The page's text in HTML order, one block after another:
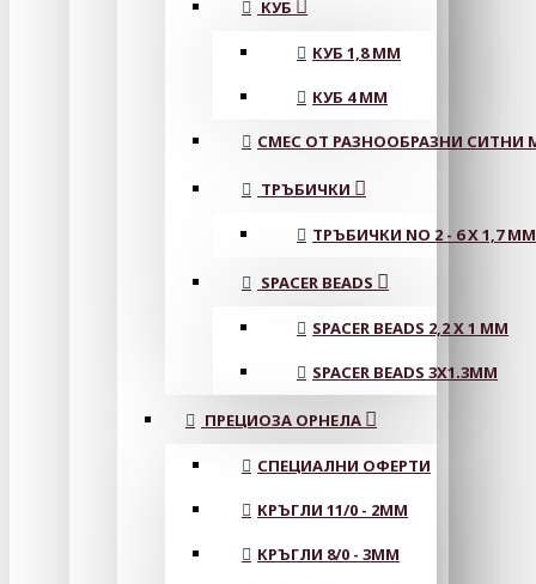
КУБ
КУБ 1,8 ММ
КУБ 4 ММ
СМЕС ОТ РАЗНООБРАЗНИ СИТНИ
ТРЪБИЧКИ
ТРЪБИЧКИ NO 2 - 6 X 1,7 MM
SPACER BEADS
SPACER BEADS 2,2 X 1 MM
SPACER BEADS 3X1.3MM
ПРЕЦИОЗА ОРНЕЛА
СПЕЦИАЛНИ ОФЕРТИ
КРЪГЛИ 11/0 - 2MM
КРЪГЛИ 8/0 - 3MM